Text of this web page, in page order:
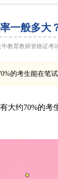
一般多大
牛教育教师资格证考
的考生能在笔
大约70%的